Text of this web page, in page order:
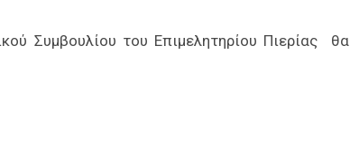
Συμβουλίου του Επιμελητηρίου Πιερίας θα